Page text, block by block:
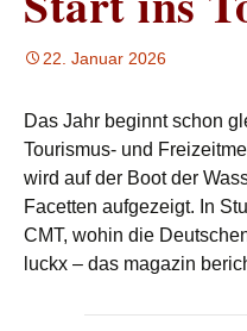
22. Januar 2026
Das Jahr beginnt schon
Tourismus- und
wird auf der Boot der
Facetten aufgezeigt. In
CMT, wohin die
luckx – das magazin